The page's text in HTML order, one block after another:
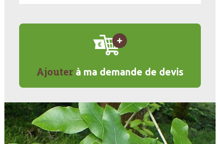
Ajouter à ma demande de devis